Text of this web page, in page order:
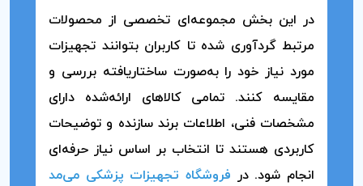
در این بخش مجموعه‌ای تخصصی از محصولات
مرتبط گردآوری شده تا کاربران بتوانند تجهیزات
مورد نیاز خود را به‌صورت ساختاریافته بررسی و
مقایسه کنند. تمامی کالاهای ارائه‌شده دارای
مشخصات فنی، اطلاعات برند سازنده و توضیحات
کاربردی هستند تا انتخاب بر اساس نیاز حرفه‌ای
انجام شود. در فروشگاه تجهیزات پزشکی می‌مد